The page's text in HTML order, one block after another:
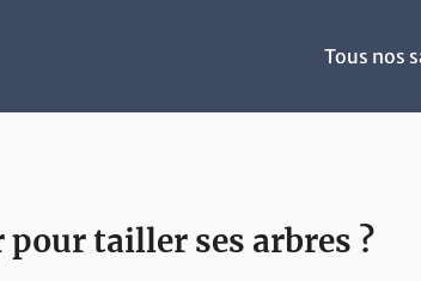
Tous nos
tailler ses arbres ?